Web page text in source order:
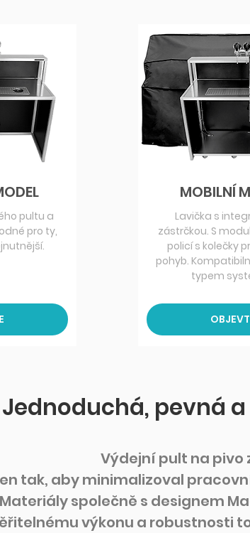
pultu a
pro ty,
MOBILNÍ
Lavička s
zástrčkou. S
policí s kolečky
pohyb.
typem
Jednoduchá, pevná
Výdejní pult na pivo
tak, aby minimalizoval
Materiály společně s designem
výkonu a robustnosti